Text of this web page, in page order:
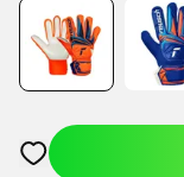
Öffnet ein Fenster